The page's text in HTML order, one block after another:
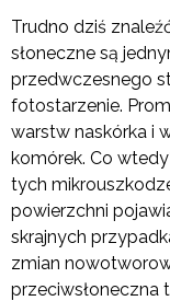
Trudno dziś
słoneczne są
przedwczesnego
fotostarzenie.
warstw naskórka i
komórek. Co
tych
powierzchni
skrajnych
zmian
przeciwsłoneczna